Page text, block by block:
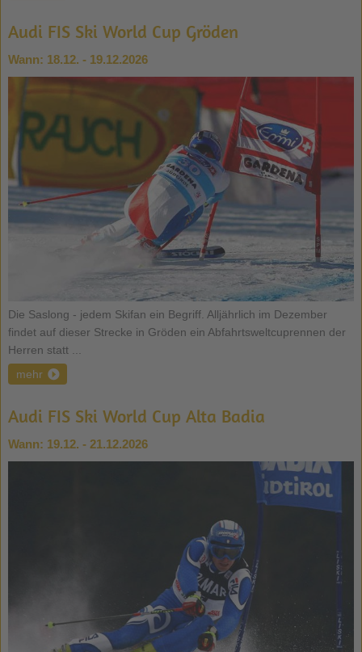
Audi FIS Ski World Cup Gröden
Wann: 18.12. - 19.12.2026
Die Saslong - jedem Skifan ein Begriff. Alljährlich im Dezember
findet auf dieser Strecke in Gröden ein Abfahrtsweltcuprennen der
Herren statt ...
mehr
Audi FIS Ski World Cup Alta Badia
Wann: 19.12. - 21.12.2026